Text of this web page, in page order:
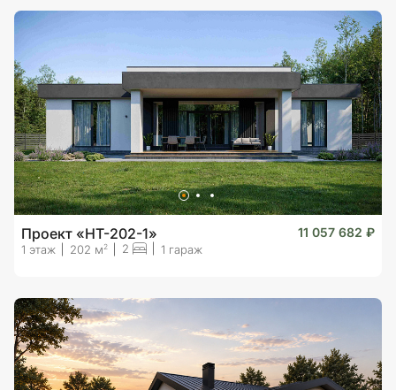
Проект «HT-202-1» 11 057 682 ₽
1 этаж 202 м2 2 1 гараж